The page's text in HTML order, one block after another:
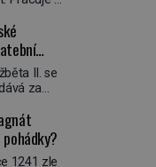
to
[…]
proto
ke
kvůli
II. se
za
na
podle
její
1241 zle